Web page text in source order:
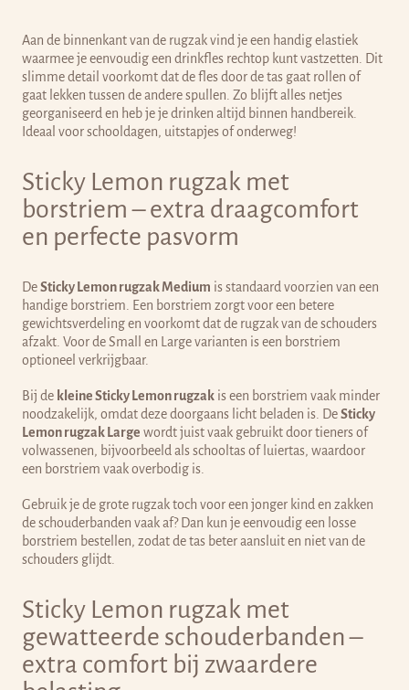
Aan de binnenkant van de rugzak vind je een handig elastiek
waarmee je eenvoudig een drinkfles rechtop kunt vastzetten. Dit
slimme detail voorkomt dat de fles door de tas gaat rollen of
gaat lekken tussen de andere spullen. Zo blijft alles netjes
georganiseerd en heb je je drinken altijd binnen handbereik.
Ideaal voor schooldagen, uitstapjes of onderweg!
Sticky Lemon rugzak met
borstriem – extra draagcomfort
en perfecte pasvorm
DeSticky Lemon rugzak Medium is standaard voorzien van een
handige borstriem. Een borstriem zorgt voor een betere
gewichtsverdeling en voorkomt dat de rugzak van de schouders
afzakt. Voor de Small en Large varianten is een borstriem
optioneel verkrijgbaar.
Bij de kleine Sticky Lemon rugzak is een borstriem vaak minder
noodzakelijk, omdat deze doorgaans licht beladen is. DeSticky
Lemon rugzak Large wordt juist vaak gebruikt door tieners of
volwassenen, bijvoorbeeld als schooltas of luiertas, waardoor
een borstriem vaak overbodig is.
Gebruik je de grote rugzak toch voor een jonger kind en zakken
de schouderbanden vaak af? Dan kun je eenvoudig een losse
borstriem bestellen, zodat de tas beter aansluit en niet van de
schouders glijdt.
Sticky Lemon rugzak met
gewatteerde schouderbanden –
extra comfort bij zwaardere